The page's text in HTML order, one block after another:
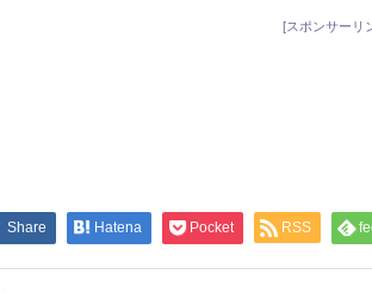
[スポンサーリ
Share Hatena Pocket RSS